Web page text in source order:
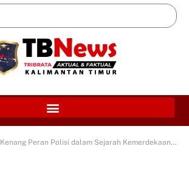
Kenang Peran Polisi dalam Sejarah Kemerdekaan RI, Polres Kubar Gelar Upacara Peringati Hari Juang Polri